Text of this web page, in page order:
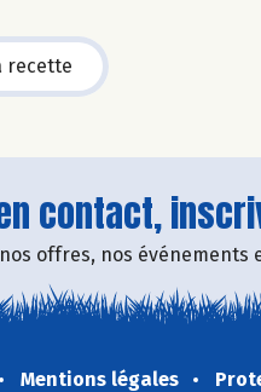
recette
contact,
offres, nos événements
Mentions légales